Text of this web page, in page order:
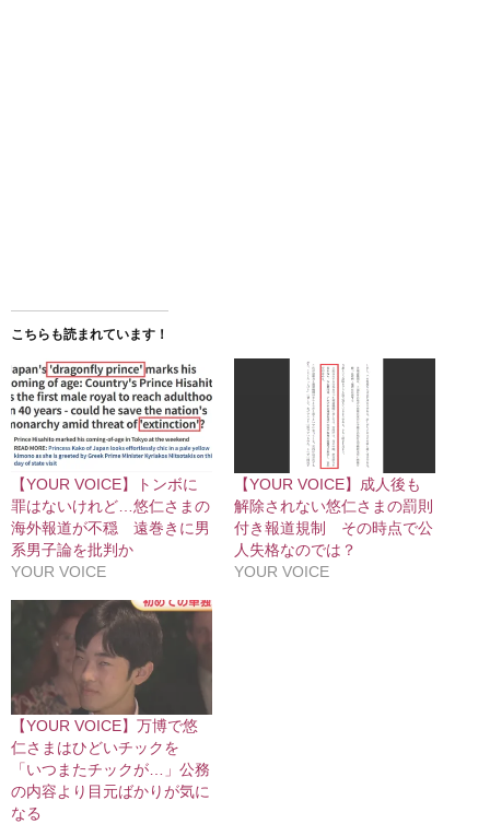
こちらも読まれています！
【YOUR VOICE】トンボに
罪はないけれど…悠仁さまの
海外報道が不穏 遠巻きに男
系男子論を批判か
YOUR VOICE
【YOUR VOICE】成人後も
解除されない悠仁さまの罰則
付き報道規制 その時点で公
人失格なのでは？
YOUR VOICE
【YOUR VOICE】万博で悠
仁さまはひどいチックを
「いつまたチックが…」公務
の内容より目元ばかりが気に
なる